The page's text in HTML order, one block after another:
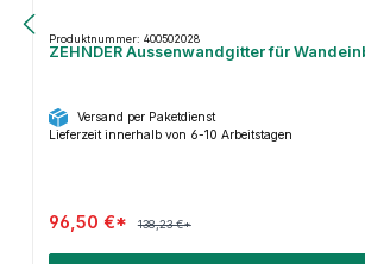
Produktnummer: 400502028
ZEHNDER Aussenwandgitter für
Versand per Paketdienst
Lieferzeit innerhalb von 6-10 Arbeitstagen
96,50 €* 138,23 €*